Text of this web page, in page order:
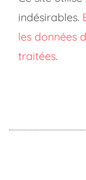
indésirables.
les données
traitées.